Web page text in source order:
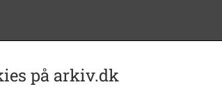
på arkiv.dk